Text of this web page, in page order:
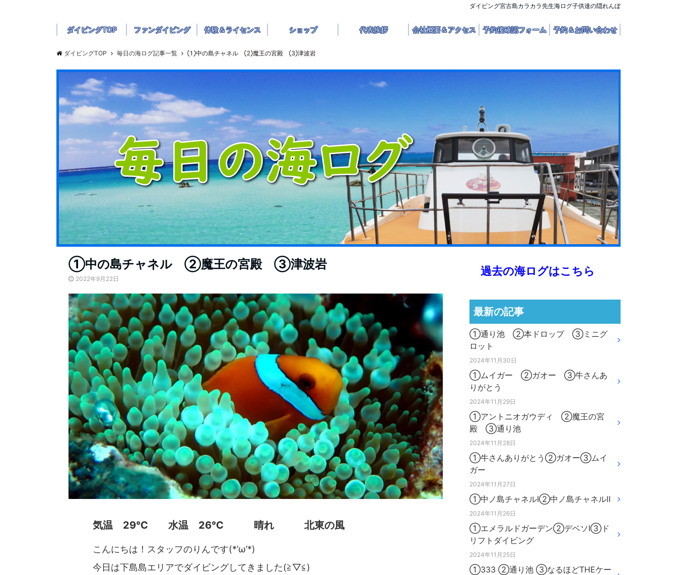
ダイビング宮古島カラカラ先生海ログ子供達の隠れんぼ
ダイビングTOP ファンダイビング 体験＆ライセンス ショップ 代表挨拶 会社概要＆アクセス 予約後確認フォーム 予約＆お問い合わせ
ダイビングTOP 毎日の海ログ記事一覧 ①中の島チャネル ②魔王の宮殿 ③津波岩
①中の島チャネル ②魔王の宮殿 ③津波岩
2022年9月22日
気温 29℃ 水温 26℃ 晴れ 北東の風
こんにちは！スタッフのりんです(*’ω’*)
今日は下島島エリアでダイビングしてきました(≧▽≦)
過去の海ログはこちら
最新の記事
①通り池 ②本ドロップ ③ミニグ
ロット
2024年11月30日
①ムイガー ②ガオー ③牛さんあ
りがとう
2024年11月29日
①アントニオガウディ ②魔王の宮
殿 ③通り池
2024年11月28日
①牛さんありがとう②ガオー③ムイ
ガー
2024年11月27日
①中ノ島チャネルⅠ②中ノ島チャネルⅡ
2024年11月26日
①エメラルドガーデン②デベソⅠ③ド
リフトダイビング
2024年11月25日
①333 ②通り池 ③なるほどTHEケー